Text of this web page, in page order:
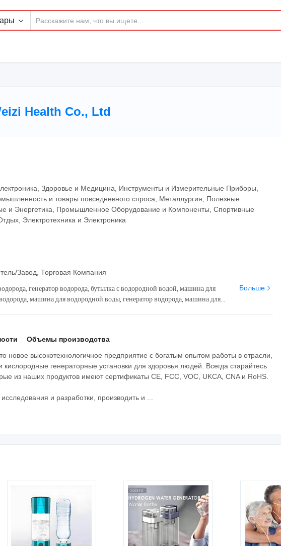
Health Co., Ltd
Здоровье и Медицина, Инструменты и Измерительные Приборы,
и товары повседневного спроса, Металлургия, Полезные
и Энергетика, Промышленное Оборудование и Компоненты, Спортивные
Электротехника и Электроника
Завод, Торговая Компания
генератор водорода, бутылка с водородной водой, машина для
машина для водородной воды, генератор водорода, машина для
Больше
Объемы производства
новое высокотехнологичное предприятие с богатым опытом работы в отрасли,
генераторные установки для здоровья людей. Всегда старайтесь
из наших продуктов имеют сертификаты CE, FCC, VOC, UKCA, CNA и RoHS.
и разработки, производить и ...